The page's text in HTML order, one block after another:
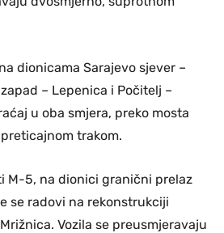
dionicama Sarajevo sjever –
– Lepenica i Počitelj –
u oba smjera, preko mosta
trakom.
M-5, na dionici granični prelaz
se radovi na rekonstrukciji
Vozila se preusmjeravaju